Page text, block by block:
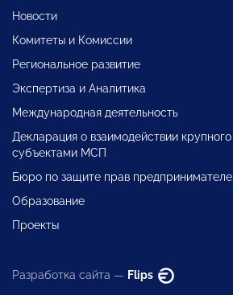
Новости
Комитеты и Комиссии
Региональное развитие
Экспертиза и Аналитика
Международная деятельность
Декларация о взаимодействии
субъектами МСП
Бюро по защите прав
Образование
Проекты
Разработка сайта — Flips